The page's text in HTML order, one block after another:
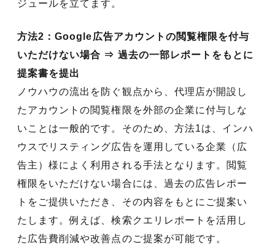
ジュールを立てます。
方法2：Google広告アカウントの閲覧権限を付与
いただけない場合 ⇒ 過去の一部レポートをもとに
提案書を提出
ノウハウの流出を防ぐ観点から、代理店が開設し
たアカウントの閲覧権限を外部の企業に付与しな
いことは一般的です。そのため、方法1は、インハ
ウスでリスティング広告を運用している企業（広
告主）様によく利用される手法となります。閲覧
権限をいただけない場合には、過去の広告レポー
トをご提供いただき、その内容をもとにご提案い
たします。例えば、検索クエリレポートを活用し
た広告費削減や改善点のご提案が可能です。